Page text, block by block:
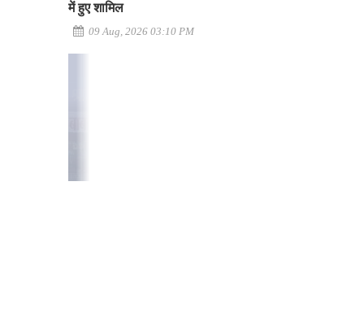
में हुए शामिल
09 Aug, 2026 03:10 PM